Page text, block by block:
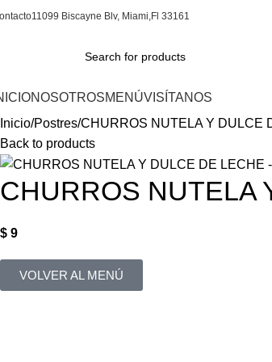
11099 Biscayne Blv, Miami,Fl 33161
NOSOTROSMENÚVISÍTANOS
Inicio Postres CHURROS NUTELA Y DULCE
Back to products
CHURROS NUTELA
$ 9
VOLVER AL MENÚ